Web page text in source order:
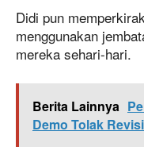
Didi pun
menggunakan
mereka sehari-hari.
Berita Lainnya
Demo Tolak